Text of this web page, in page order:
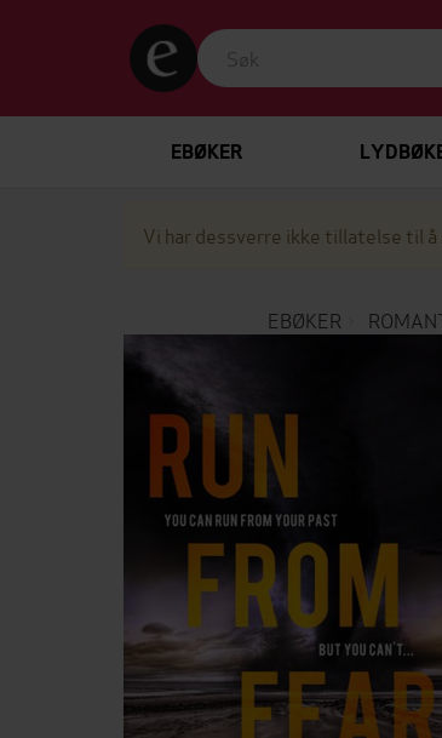
EBØKER
Vi har dessverre ikke tillatelse til å
EBØKER